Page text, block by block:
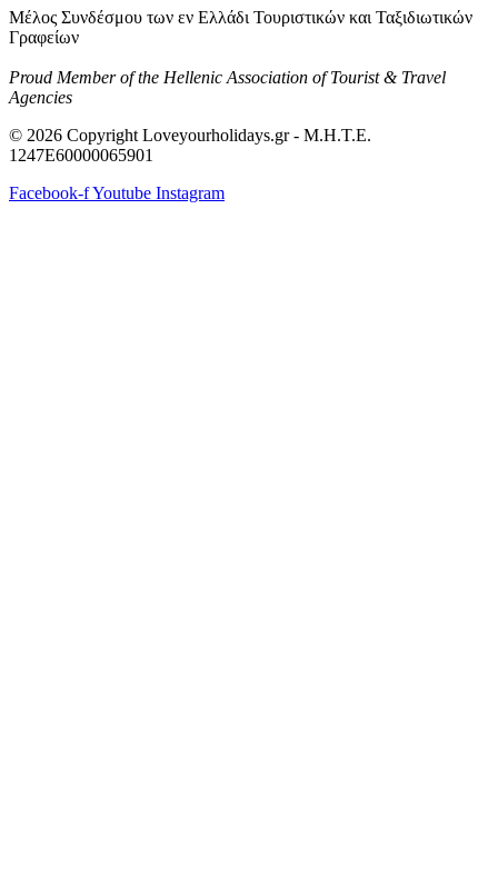
Μέλος Συνδέσμου των εν Ελλάδι Τουριστικών και Ταξιδιωτικών
Γραφείων
Proud Member of the Hellenic Association of Tourist & Travel
Agencies
© 2026 Copyright Loveyourholidays.gr - M.H.T.E.
1247Ε60000065901
Facebook-fYoutube Instagram